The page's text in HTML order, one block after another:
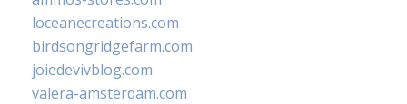
loceanecreations.com
birdsongridgefarm.com
joiedevivblog.com
valera-amsterdam.com